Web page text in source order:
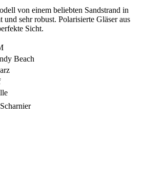
von einem beliebten Sandstrand in
und sehr robust. Polarisierte Gläser aus
Sicht.
Beach